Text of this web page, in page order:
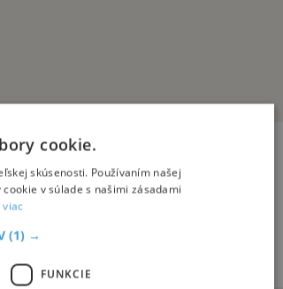
cookie.
skúsenosti. Používaním našej
v súlade s našimi zásadami
(1) →
FUNKCIE